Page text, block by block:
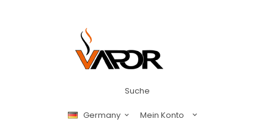
Suche
Germany Mein Konto